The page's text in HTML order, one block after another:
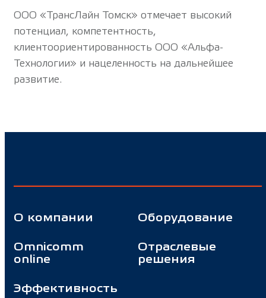
ООО «ТрансЛайн Томск» отмечает высокий
потенциал, компетентность,
клиентоориентированность ООО «Альфа-
Технологии» и нацеленность на дальнейшее
развитие.
О компании
Omnicomm
online
Эффективность
Оборудование
Отраслевые
решения